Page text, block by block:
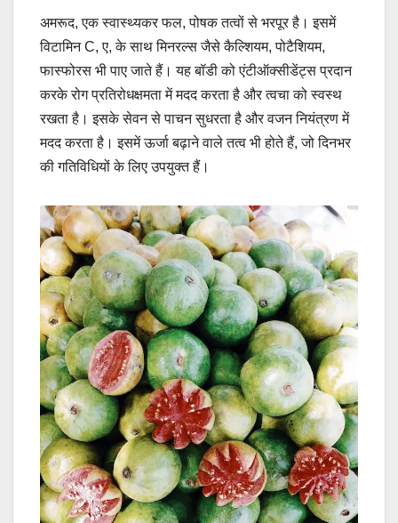
अमरूद, एक स्वास्थ्यकर फल, पोषक तत्वों से भरपूर है। इसमें
विटामिन C, ए, के साथ मिनरल्स जैसे कैल्शियम, पोटैशियम,
फास्फोरस भी पाए जाते हैं। यह बॉडी को एंटीऑक्सीडेंट्स प्रदान
करके रोग प्रतिरोधक्षमता में मदद करता है और त्वचा को स्वस्थ
रखता है। इसके सेवन से पाचन सुधरता है और वजन नियंत्रण में
मदद करता है। इसमें ऊर्जा बढ़ाने वाले तत्व भी होते हैं, जो दिनभर
की गतिविधियों के लिए उपयुक्त हैं।